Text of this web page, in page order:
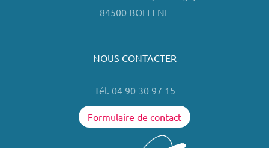
84500 BOLLENE
NOUS CONTACTER
Tél. 04 90 30 97 15
Formulaire de contact